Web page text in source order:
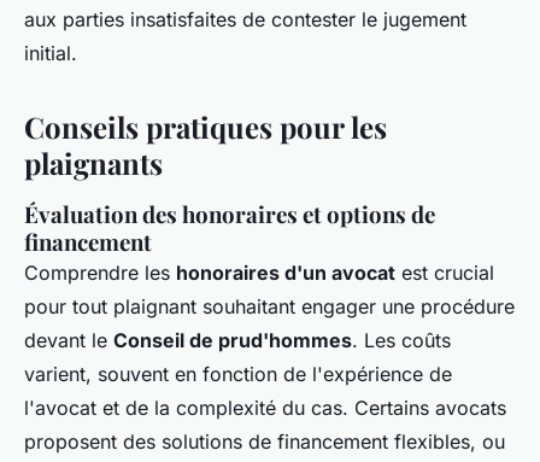
aux parties insatisfaites de contester le jugement
initial.
Conseils pratiques pour les
plaignants
Évaluation des honoraires et options de
financement
Comprendre les honoraires d'un avocat est crucial
pour tout plaignant souhaitant engager une procédure
devant le Conseil de prud'hommes. Les coûts
varient, souvent en fonction de l'expérience de
l'avocat et de la complexité du cas. Certains avocats
proposent des solutions de financement flexibles, ou